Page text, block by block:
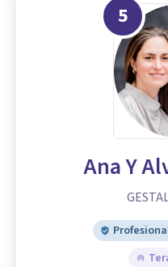
5
Ana Y